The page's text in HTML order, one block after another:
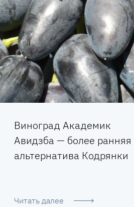
Виноград Академик
Авидзба — более ранняя
альтернатива Кодрянки
Читать далее